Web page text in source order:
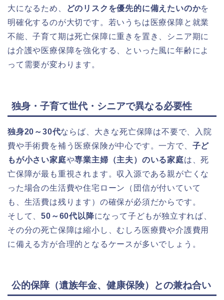
大になるため、
どのリスクを優先的に備えたいのかを
明確化するのが大切です。若いうちは医療保障と就業
不能、子育て期は死亡保障に重きを置き、シニア期に
は介護や医療保障を強化する、といった風に年齢によ
って需要が変わります。
独身・子育て世代・シニアで異なる必要性
独身20～30代ならば、大きな死亡保障は不要で、入院
費や手術費を補う医療保険が中心です。一方で、 子ど
もが小さい家庭や専業主婦（主夫）のいる家庭は、死
亡保障が最も重視されます。収入源である親が亡くな
った場合の生活費や住宅ローン（団信が付いていて
も、生活費は残ります）の確保が必須だからです。
そして、50～60代以降になって子どもが独立すれば、
その分の死亡保障は縮小し、むしろ医療費や介護費用
に備える方が合理的となるケースが多いでしょう。
公的保障（遺族年金、健康保険）との兼ね合い